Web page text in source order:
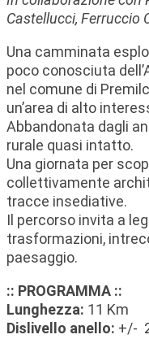
Castellucci, Ferruccio
Una camminata
poco conosciuta
nel comune di
un’area di alto
Abbandonata dagli
rurale quasi intatto.
Una giornata per
collettivamente
tracce insediative.
Il percorso invita a
trasformazioni,
paesaggio.
:: PROGRAMMA ::
Lunghezza: 11 Km
Dislivello anello: +/-